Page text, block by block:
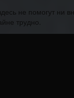
не помогут
трудно.